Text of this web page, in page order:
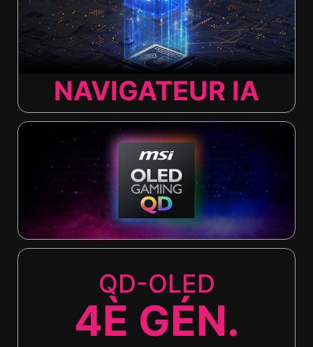
NAVIGATEUR IA
QD-OLED
4È GÉN.